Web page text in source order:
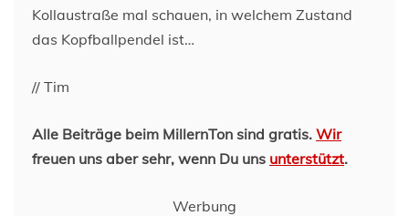
Kollaustraße mal schauen, in welchem Zustand
das Kopfballpendel ist…
// Tim
Alle Beiträge beim MillernTon sind gratis. Wir
freuen uns aber sehr, wenn Du uns unterstützt.
Werbung